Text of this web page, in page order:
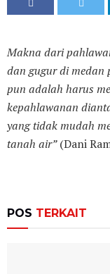
Makna dari
dan gugur di medan
pun adalah harus
kepahlawanan
yang tidak mudah
tanah air”(Dani
POS TERKAIT